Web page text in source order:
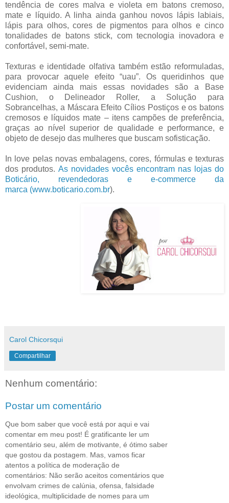
tendência de cores malva e violeta em batons cremoso,
mate e líquido. A linha ainda ganhou novos lápis labiais,
lápis para olhos, cores de pigmentos para olhos e cinco
tonalidades de batons stick, com tecnologia inovadora e
confortável, semi-mate.
Texturas e identidade olfativa também estão reformuladas,
para provocar aquele efeito “uau”. Os queridinhos que
evidenciam ainda mais essas novidades são a Base
Cushion, o Delineador Roller, a Solução para
Sobrancelhas, a Máscara Efeito Cílios Postiços e os batons
cremosos e líquidos mate – itens campões de preferência,
graças ao nível superior de qualidade e performance, e
objeto de desejo das mulheres que buscam sofisticação.
In love pelas novas embalagens, cores, fórmulas e texturas
dos produtos. As novidades vocês encontram nas lojas do
Boticário, revendedoras e e-commerce da
marca (www.boticario.com.br).
Carol Chicorsqui
Compartilhar
Nenhum comentário:
Postar um comentário
Que bom saber que você está por aqui e vai
comentar em meu post! É gratificante ler um
comentário seu, além de motivante, é ótimo saber
que gostou da postagem. Mas, vamos ficar
atentos a política de moderação de
comentários: Não serão aceitos comentários que
envolvam crimes de calúnia, ofensa, falsidade
ideológica, multiplicidade de nomes para um